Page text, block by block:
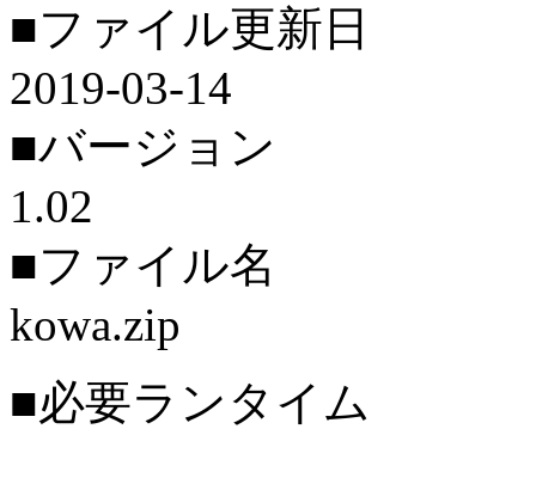
■ファイル更新日
2019-03-14
■バージョン
1.02
■ファイル名
kowa.zip
■必要ランタイム